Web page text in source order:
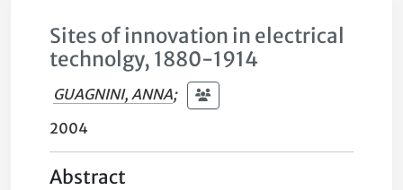
Sites of innovation in electrical
technolgy, 1880-1914
GUAGNINI, ANNA;
2004
Abstract